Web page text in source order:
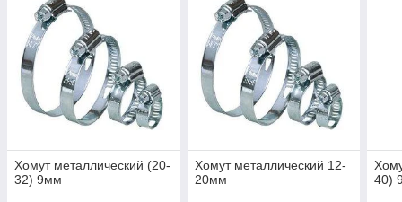
Хомут металлический (20-
32) 9мм
Хомут металлический 12-
20мм
40)